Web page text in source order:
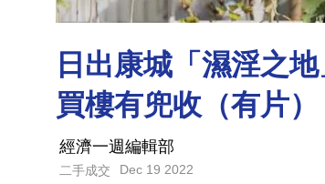
日出康城「濕淫之
買樓有兜收（有片）
經濟一週編輯部
二手成交 Dec 19 2022